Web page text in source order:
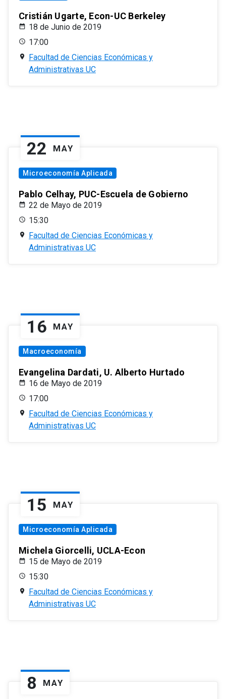
Cristián Ugarte, Econ-UC Berkeley
18 de Junio de 2019
17:00
Facultad de Ciencias Económicas y
Administrativas UC
22 MAY
Microeconomía Aplicada
Pablo Celhay, PUC-Escuela de Gobierno
22 de Mayo de 2019
15:30
Facultad de Ciencias Económicas y
Administrativas UC
16 MAY
Macroeconomía
Evangelina Dardati, U. Alberto Hurtado
16 de Mayo de 2019
17:00
Facultad de Ciencias Económicas y
Administrativas UC
15 MAY
Microeconomía Aplicada
Michela Giorcelli, UCLA-Econ
15 de Mayo de 2019
15:30
Facultad de Ciencias Económicas y
Administrativas UC
8 MAY